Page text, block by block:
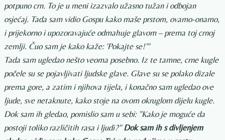
potpuno crn. To je u meni izazvalo užasno tužan i odbojan
osjećaj. Tada sam vidio Gospu kako maše prstom, ovamo-onamo,
i prijekorno i upozoravajuće odmahuje glavom – prema toj crnoj
zemlji. Čuo sam je kako kaže: 'Pokajte se!'"
Tada sam ugledao nešto veoma posebno. Iz te tamne, crne kugle
počele su se pojavljivati ​​ljudske glave. Glave su se polako dizale
prema gore, a zatim i njihova tijela, i konačno sam ugledao ove
ljude, sve netaknute, kako stoje na ovom okruglom dijelu kugle.
Dok sam ih gledao, pomislio sam u sebi: "Kako je moguće da
postoji toliko različitih rasa i ljudi?"Dok sam ih s divljenjem